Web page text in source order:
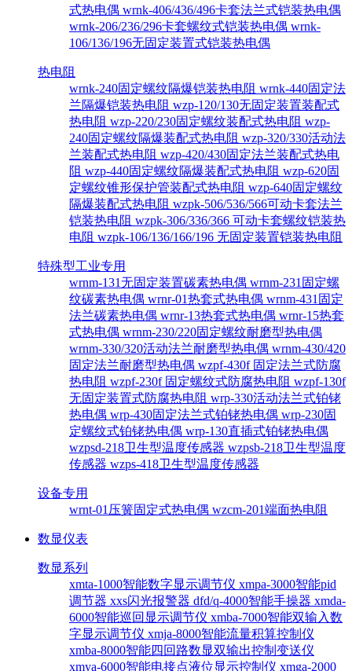
式热电偶 wrnk-406/436/496卡套法兰式铠装热电偶
wrnk-206/236/296卡套螺纹式铠装热电偶 wrnk-
106/136/196无固定装置式铠装热电偶
热电阻
wrnk-240固定螺纹隔爆铠装热电阻 wrnk-440固定法
兰隔爆铠装热电阻 wzp-120/130无固定装置装配式
热电阻 wzp-220/230固定螺纹装配式热电阻 wzp-
240固定螺纹隔爆装配式热电阻 wzp-320/330活动法
兰装配式热电阻 wzp-420/430固定法兰装配式热电
阻 wzp-440固定螺纹隔爆装配式热电阻 wzp-620固
定螺纹锥形保护管装配式热电阻 wzp-640固定螺纹
隔爆装配式热电阻 wzpk-506/536/566可动卡套法兰
铠装热电阻 wzpk-306/336/366 可动卡套螺纹铠装热
电阻 wzpk-106/136/166/196 无固定装置铠装热电阻
特殊型工业专用
wrnm-131无固定装置碳素热电偶 wrnm-231固定螺
纹碳素热电偶 wrnr-01热套式热电偶 wrnm-431固定
法兰碳素热电偶 wrnr-13热套式热电偶 wrnr-15热套
式热电偶 wrnm-230/220固定螺纹耐磨型热电偶
wrnm-330/320活动法兰耐磨型热电偶 wrnm-430/420
固定法兰耐磨型热电偶 wzpf-430f 固定法兰式防腐
热电阻 wzpf-230f 固定螺纹式防腐热电阻 wzpf-130f
无固定装置式防腐热电阻 wrp-330活动法兰式铂铑
热电偶 wrp-430固定法兰式铂铑热电偶 wrp-230固
定螺纹式铂铑热电偶 wrp-130直插式铂铑热电偶
wzpsd-218卫生型温度传感器 wzpsb-218卫生型温度
传感器 wzps-418卫生型温度传感器
设备专用
wrnt-01压簧固定式热电偶 wzcm-201端面热电阻
数显仪表
数显系列
xmta-1000智能数字显示调节仪 xmpa-3000智能pid
调节器 xxs闪光报警器 dfd/q-4000智能手操器 xmda-
6000智能巡回显示调节仪 xmba-7000智能双输入数
字显示调节仪 xmja-8000智能流量积算控制仪
xmba-8000智能四回路数显双输出控制变送仪
xmya-6000智能电接点液位显示控制仪 xmga-2000